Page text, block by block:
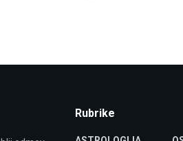
Rubrike